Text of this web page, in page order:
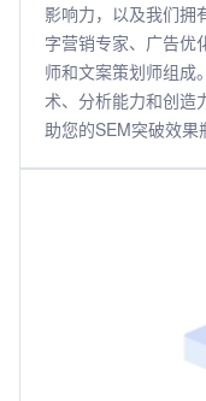
影响力，以及我们拥
字营销专家、广告优
师和文案策划师组成
术、分析能力和创造
助您的SEM突破效果